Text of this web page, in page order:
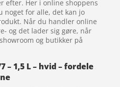
efter. Her i online shoppens
noget for alle, det kan jo
Når du handler online
og det lader sig gøre, når
og butikker på
– 1,5 L – hvid – fordele